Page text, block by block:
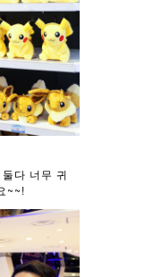
다 너무 귀
~~!